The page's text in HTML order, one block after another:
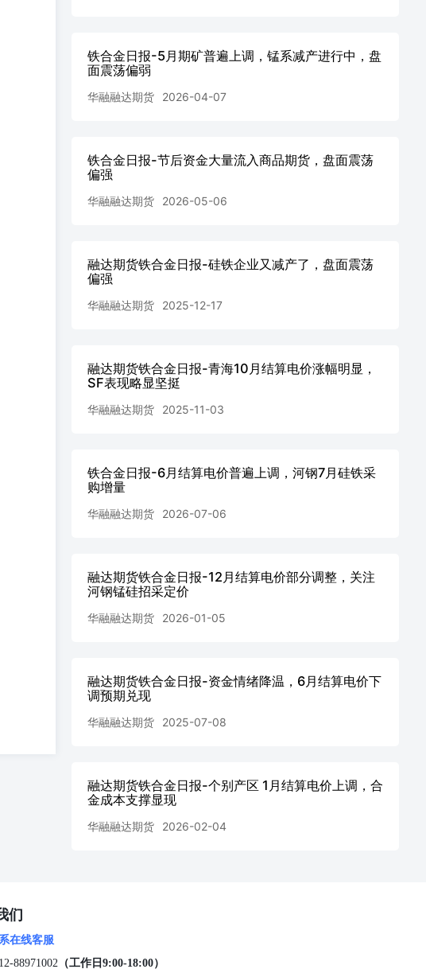
合会数
业人员指
：硅铁主
和复产
核算指南
市场炼焦
厂价含税
铁合金日报-5月期矿普遍上调，锰系减产进行中，盘
面震荡偏弱
华融融达期货 2026-04-07
铁合金日报-节后资金大量流入商品期货，盘面震荡
偏强
华融融达期货 2026-05-06
融达期货铁合金日报-硅铁企业又减产了，盘面震荡
偏强
华融融达期货 2025-12-17
融达期货铁合金日报-青海10月结算电价涨幅明显，
SF表现略显坚挺
华融融达期货 2025-11-03
铁合金日报-6月结算电价普遍上调，河钢7月硅铁采
购增量
华融融达期货 2026-07-06
融达期货铁合金日报-12月结算电价部分调整，关注
河钢锰硅招采定价
华融融达期货 2026-01-05
融达期货铁合金日报-资金情绪降温，6月结算电价下
调预期兑现
华融融达期货 2025-07-08
融达期货铁合金日报-个别产区 1月结算电价上调，合
金成本支撑显现
华融融达期货 2026-02-04
们
在线客服
88971002 （工作日9:00-18:00）